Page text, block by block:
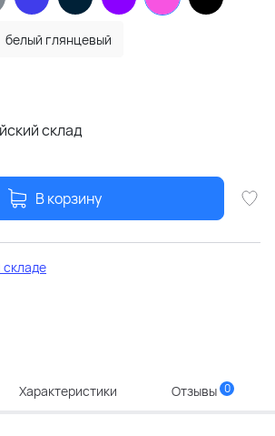
белый глянцевый
склад
В корзину
складе
Характеристики Отзывы 0